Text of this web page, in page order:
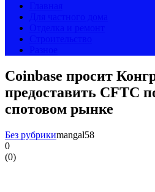
Coinbase просит
предоставить CFTC
спотовом рынке
Без рубрикиmangal58
0
(0)